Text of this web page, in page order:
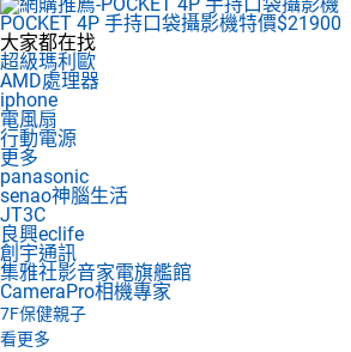
POCKET 4P 手持口袋攝影機特價$21900
大家都在找
超級瑪利歐
AMD處理器
iphone
電風扇
行動電源
更多
panasonic
senao神腦生活
JT3C
良興eclife
創宇通訊
集雅社影音家電旗艦館
CameraPro相機專家
7F保健親子
看更多